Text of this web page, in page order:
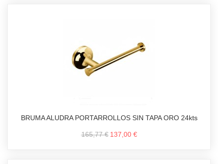
BRUMA ALUDRA PORTARROLLOS SIN TAPA ORO 24kts
165,77 € 137,00 €